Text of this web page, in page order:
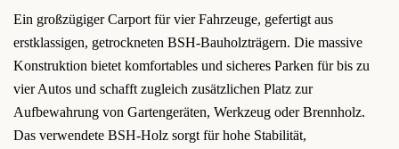
Ein großzügiger Carport für vier Fahrzeuge, gefertigt aus
erstklassigen, getrockneten BSH-Bauholzträgern. Die massive
Konstruktion bietet komfortables und sicheres Parken für bis zu
vier Autos und schafft zugleich zusätzlichen Platz zur
Aufbewahrung von Gartengeräten, Werkzeug oder Brennholz.
Das verwendete BSH-Holz sorgt für hohe Stabilität,